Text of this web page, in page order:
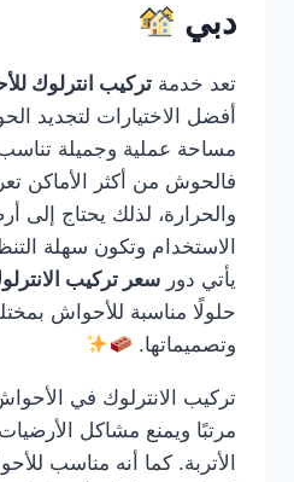
دبي
تعد خدمة تركيب انترلوك
أفضل الاختيارات لتجديد
مساحة عملية وجميلة
فالحوش من أكثر الأماكن
والحرارة، لذلك يحتاج إلى
الاستخدام وتكون سهلة
يأتي دور سعر تركيب
حلولًا مناسبة للأحواش
وتصميماتها.
تركيب الانترلوك في
مرتبًا ويمنع مشاكل
الأتربة. كما أنه مناسب